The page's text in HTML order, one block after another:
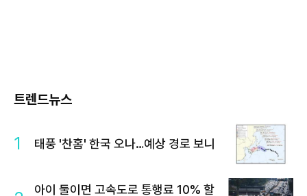
트렌드뉴스
1 태풍 '찬홈' 한국 오나…예상 경로 보니
아이 둘이면 고속도로 통행료 10% 할